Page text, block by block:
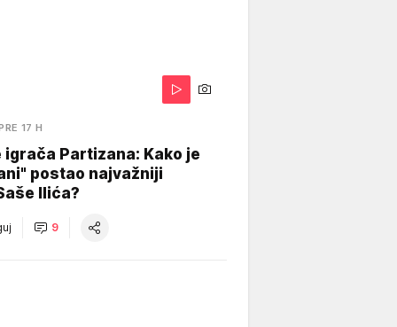
17 H
igrača Partizana: Kako je
postao najvažniji
Ilića?
9